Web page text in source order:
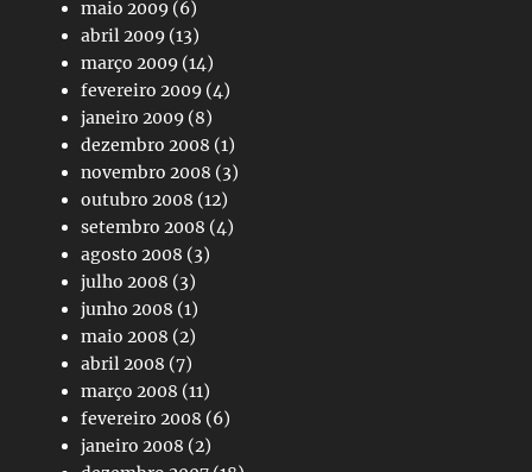
maio 2009 (6)
abril 2009 (13)
março 2009 (14)
fevereiro 2009 (4)
janeiro 2009 (8)
dezembro 2008 (1)
novembro 2008 (3)
outubro 2008 (12)
setembro 2008 (4)
agosto 2008 (3)
julho 2008 (3)
junho 2008 (1)
maio 2008 (2)
abril 2008 (7)
março 2008 (11)
fevereiro 2008 (6)
janeiro 2008 (2)